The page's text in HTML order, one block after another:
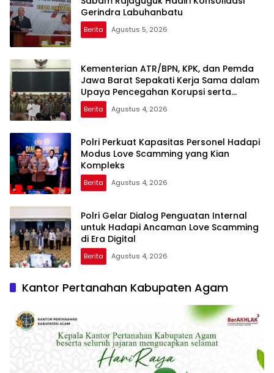
Gerindra Labuhanbatu
Berita Agustus 5, 2026
Kementerian ATR/BPN, KPK, dan Pemda
Jawa Barat Sepakati Kerja Sama dalam
Upaya Pencegahan Korupsi serta
Penguatan Ekonomi Daerah
Berita Agustus 4, 2026
Polri Perkuat Kapasitas Personel Hadapi
Modus Love Scamming yang Kian
Kompleks
Berita Agustus 4, 2026
Polri Gelar Dialog Penguatan Internal
untuk Hadapi Ancaman Love Scamming
di Era Digital
Berita Agustus 4, 2026
Kantor Pertanahan Kabupaten Agam